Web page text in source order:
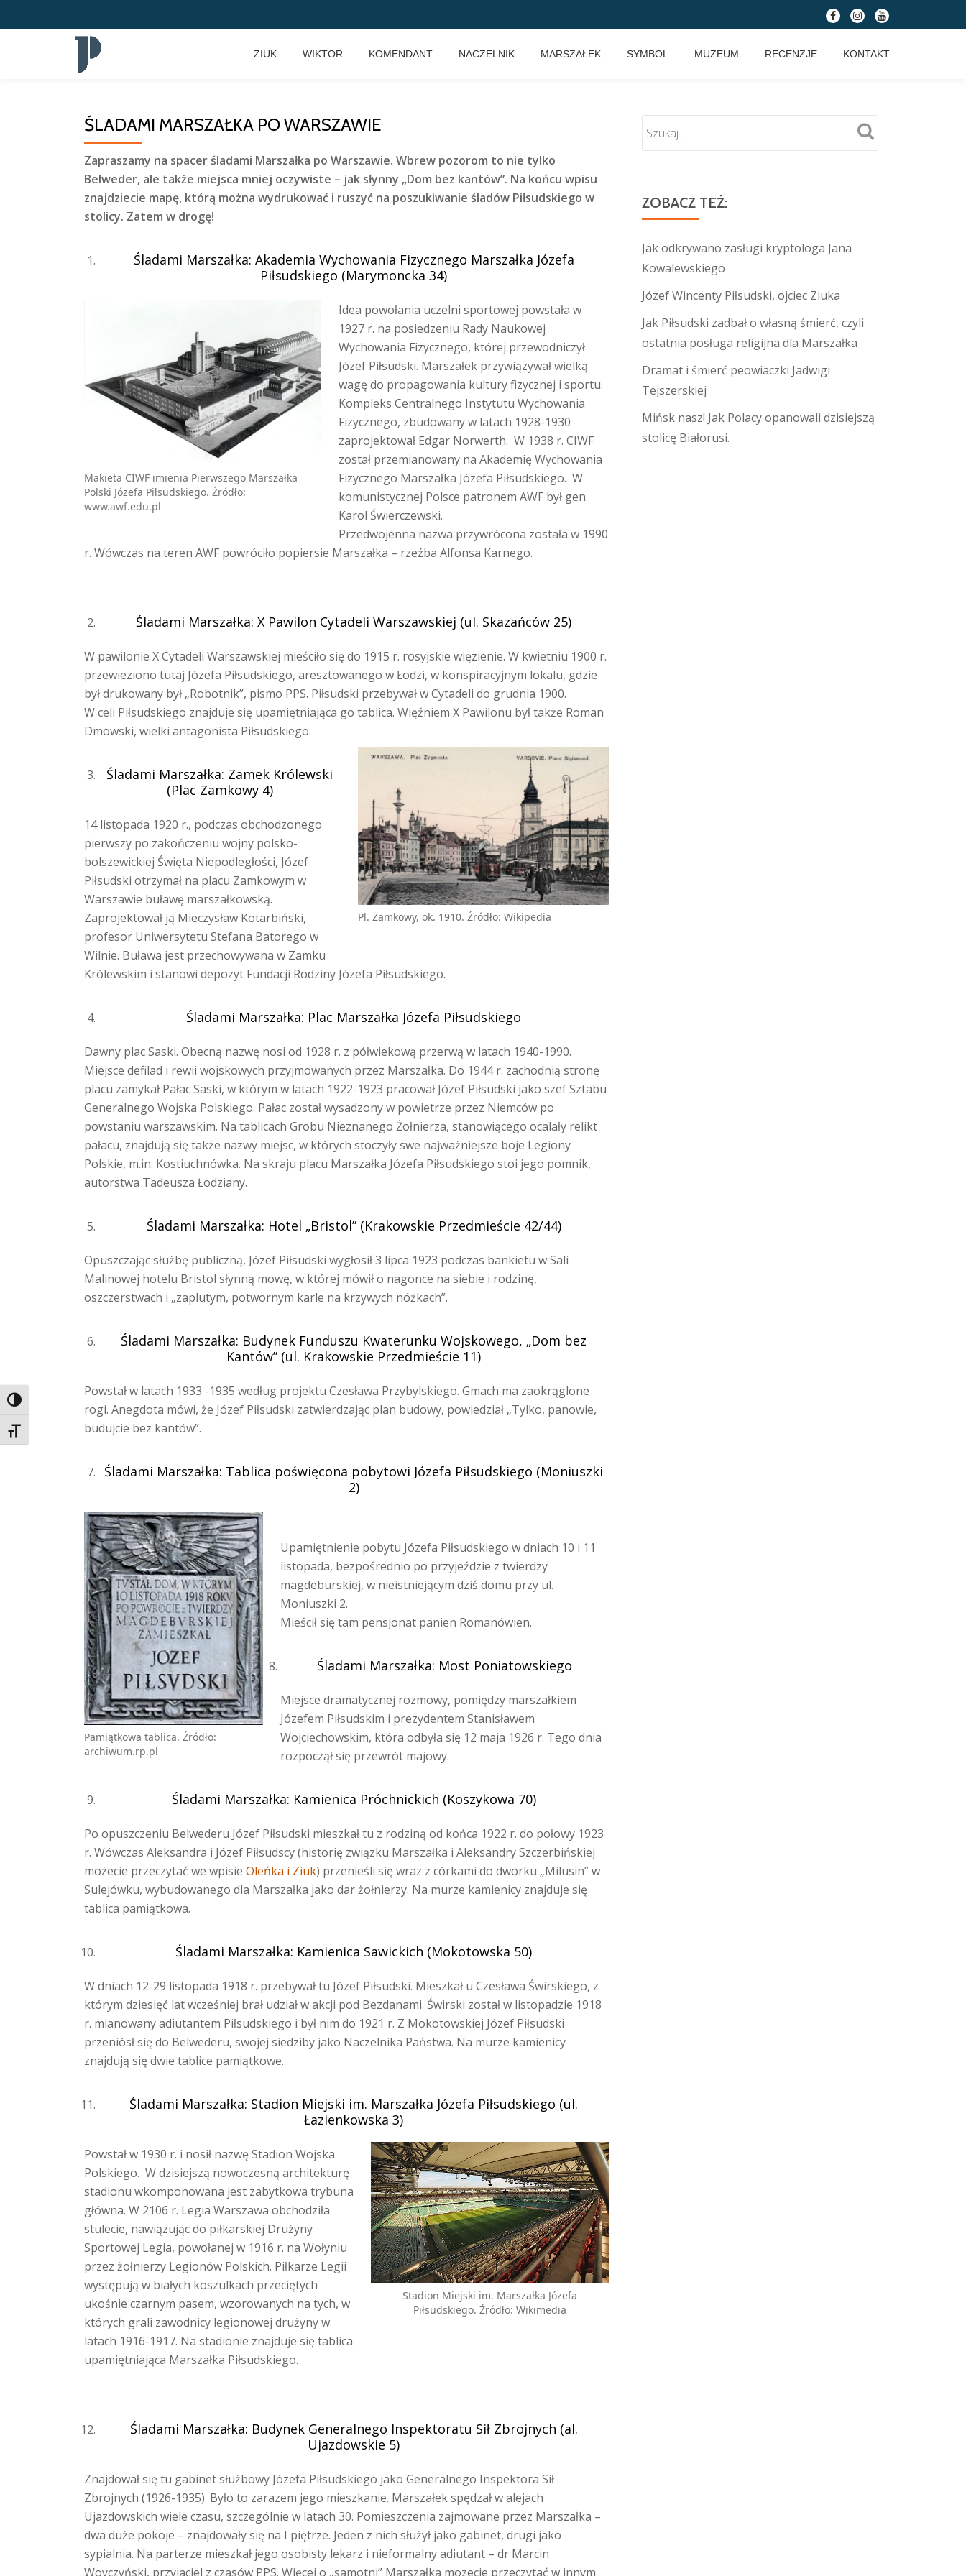
TOGGLE HIGH CONTRAST
TOGGLE FONT SIZE
fa-
fa-
fa-
ZIUK WIKTOR KOMENDANT NACZELNIK MARSZAŁEK SYMBOL MUZEUM RECENZJE KONTAKT
ŚLADAMI MARSZAŁKA PO WARSZAWIE
Zapraszamy na spacer śladami Marszałka po Warszawie. Wbrew pozorom to nie tylko
Belweder, ale także miejsca mniej oczywiste – jak słynny „Dom bez kantów”. Na końcu wpisu
znajdziecie mapę, którą można wydrukować i ruszyć na poszukiwanie śladów Piłsudskiego w
stolicy. Zatem w drogę!
Śladami Marszałka: Akademia Wychowania Fizycznego Marszałka Józefa
Piłsudskiego (Marymoncka 34)
Makieta CIWF imienia Pierwszego Marszałka
Polski Józefa Piłsudskiego. Źródło:
www.awf.edu.pl
Idea powołania uczelni sportowej powstała w
1927 r. na posiedzeniu Rady Naukowej
Wychowania Fizycznego, której przewodniczył
Józef Piłsudski. Marszałek przywiązywał wielką
wagę do propagowania kultury fizycznej i sportu.
Kompleks Centralnego Instytutu Wychowania
Fizycznego, zbudowany w latach 1928-1930
zaprojektował Edgar Norwerth. W 1938 r. CIWF
został przemianowany na Akademię Wychowania
Fizycznego Marszałka Józefa Piłsudskiego. W
komunistycznej Polsce patronem AWF był gen.
Karol Świerczewski.
Przedwojenna nazwa przywrócona została w 1990
r. Wówczas na teren AWF powróciło popiersie Marszałka – rzeźba Alfonsa Karnego.
Śladami Marszałka: X Pawilon Cytadeli Warszawskiej (ul. Skazańców 25)
W pawilonie X Cytadeli Warszawskiej mieściło się do 1915 r. rosyjskie więzienie. W kwietniu 1900 r.
przewieziono tutaj Józefa Piłsudskiego, aresztowanego w Łodzi, w konspiracyjnym lokalu, gdzie
był drukowany był „Robotnik”, pismo PPS. Piłsudski przebywał w Cytadeli do grudnia 1900.
W celi Piłsudskiego znajduje się upamiętniająca go tablica. Więźniem X Pawilonu był także Roman
Dmowski, wielki antagonista Piłsudskiego.
Pl. Zamkowy, ok. 1910. Źródło: Wikipedia
Śladami Marszałka: Zamek Królewski
(Plac Zamkowy 4)
14 listopada 1920 r., podczas obchodzonego
pierwszy po zakończeniu wojny polsko-
bolszewickiej Święta Niepodległości, Józef
Piłsudski otrzymał na placu Zamkowym w
Warszawie buławę marszałkowską.
Zaprojektował ją Mieczysław Kotarbiński,
profesor Uniwersytetu Stefana Batorego w
Wilnie. Buława jest przechowywana w Zamku
Królewskim i stanowi depozyt Fundacji Rodziny Józefa Piłsudskiego.
Śladami Marszałka: Plac Marszałka Józefa Piłsudskiego
Dawny plac Saski. Obecną nazwę nosi od 1928 r. z półwiekową przerwą w latach 1940-1990.
Miejsce defilad i rewii wojskowych przyjmowanych przez Marszałka. Do 1944 r. zachodnią stronę
placu zamykał Pałac Saski, w którym w latach 1922-1923 pracował Józef Piłsudski jako szef Sztabu
Generalnego Wojska Polskiego. Pałac został wysadzony w powietrze przez Niemców po
powstaniu warszawskim. Na tablicach Grobu Nieznanego Żołnierza, stanowiącego ocalały relikt
pałacu, znajdują się także nazwy miejsc, w których stoczyły swe najważniejsze boje Legiony
Polskie, m.in. Kostiuchnówka. Na skraju placu Marszałka Józefa Piłsudskiego stoi jego pomnik,
autorstwa Tadeusza Łodziany.
Śladami Marszałka: Hotel „Bristol” (Krakowskie Przedmieście 42/44)
Opuszczając służbę publiczną, Józef Piłsudski wygłosił 3 lipca 1923 podczas bankietu w Sali
Malinowej hotelu Bristol słynną mowę, w której mówił o nagonce na siebie i rodzinę,
oszczerstwach i „zaplutym, potwornym karle na krzywych nóżkach”.
Śladami Marszałka: Budynek Funduszu Kwaterunku Wojskowego, „Dom bez
Kantów” (ul. Krakowskie Przedmieście 11)
Powstał w latach 1933 -1935 według projektu Czesława Przybylskiego. Gmach ma zaokrąglone
rogi. Anegdota mówi, że Józef Piłsudski zatwierdzając plan budowy, powiedział „Tylko, panowie,
budujcie bez kantów”.
Śladami Marszałka: Tablica poświęcona pobytowi Józefa Piłsudskiego (Moniuszki
2)
Pamiątkowa tablica. Źródło:
archiwum.rp.pl
Upamiętnienie pobytu Józefa Piłsudskiego w dniach 10 i 11
listopada, bezpośrednio po przyjeździe z twierdzy
magdeburskiej, w nieistniejącym dziś domu przy ul.
Moniuszki 2.
Mieścił się tam pensjonat panien Romanówien.
Śladami Marszałka: Most Poniatowskiego
Miejsce dramatycznej rozmowy, pomiędzy marszałkiem
Józefem Piłsudskim i prezydentem Stanisławem
Wojciechowskim, która odbyła się 12 maja 1926 r. Tego dnia
rozpoczął się przewrót majowy.
Śladami Marszałka: Kamienica Próchnickich (Koszykowa 70)
Po opuszczeniu Belwederu Józef Piłsudski mieszkał tu z rodziną od końca 1922 r. do połowy 1923
r. Wówczas Aleksandra i Józef Piłsudscy (historię związku Marszałka i Aleksandry Szczerbińskiej
możecie przeczytać we wpisie Oleńka i Ziuk) przenieśli się wraz z córkami do dworku „Milusin” w
Sulejówku, wybudowanego dla Marszałka jako dar żołnierzy. Na murze kamienicy znajduje się
tablica pamiątkowa.
Śladami Marszałka: Kamienica Sawickich (Mokotowska 50)
W dniach 12-29 listopada 1918 r. przebywał tu Józef Piłsudski. Mieszkał u Czesława Świrskiego, z
którym dziesięć lat wcześniej brał udział w akcji pod Bezdanami. Świrski został w listopadzie 1918
r. mianowany adiutantem Piłsudskiego i był nim do 1921 r. Z Mokotowskiej Józef Piłsudski
przeniósł się do Belwederu, swojej siedziby jako Naczelnika Państwa. Na murze kamienicy
znajdują się dwie tablice pamiątkowe.
Śladami Marszałka: Stadion Miejski im. Marszałka Józefa Piłsudskiego (ul.
Łazienkowska 3)
Stadion Miejski im. Marszałka Józefa
Piłsudskiego. Źródło: Wikimedia
Powstał w 1930 r. i nosił nazwę Stadion Wojska
Polskiego. W dzisiejszą nowoczesną architekturę
stadionu wkomponowana jest zabytkowa trybuna
główna. W 2106 r. Legia Warszawa obchodziła
stulecie, nawiązując do piłkarskiej Drużyny
Sportowej Legia, powołanej w 1916 r. na Wołyniu
przez żołnierzy Legionów Polskich. Piłkarze Legii
występują w białych koszulkach przeciętych
ukośnie czarnym pasem, wzorowanych na tych, w
których grali zawodnicy legionowej drużyny w
latach 1916-1917. Na stadionie znajduje się tablica
upamiętniająca Marszałka Piłsudskiego.
Śladami Marszałka: Budynek Generalnego Inspektoratu Sił Zbrojnych (al.
Ujazdowskie 5)
Znajdował się tu gabinet służbowy Józefa Piłsudskiego jako Generalnego Inspektora Sił
Zbrojnych (1926-1935). Było to zarazem jego mieszkanie. Marszałek spędzał w alejach
Ujazdowskich wiele czasu, szczególnie w latach 30. Pomieszczenia zajmowane przez Marszałka –
dwa duże pokoje – znajdowały się na I piętrze. Jeden z nich służył jako gabinet, drugi jako
sypialnia. Na parterze mieszkał jego osobisty lekarz i nieformalny adiutant – dr Marcin
Woyczyński, przyjaciel z czasów PPS. Więcej o „samotni” Marszałka mozecie przeczytać w innym
ZOBACZ TEŻ:
Jak odkrywano zasługi kryptologa Jana
Kowalewskiego
Józef Wincenty Piłsudski, ojciec Ziuka
Jak Piłsudski zadbał o własną śmierć, czyli
ostatnia posługa religijna dla Marszałka
Dramat i śmierć peowiaczki Jadwigi
Tejszerskiej
Mińsk nasz! Jak Polacy opanowali dzisiejszą
stolicę Białorusi.